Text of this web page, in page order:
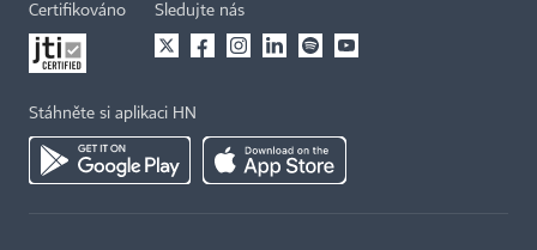
Certifikováno Sledujte nás
Stáhněte si aplikaci HN